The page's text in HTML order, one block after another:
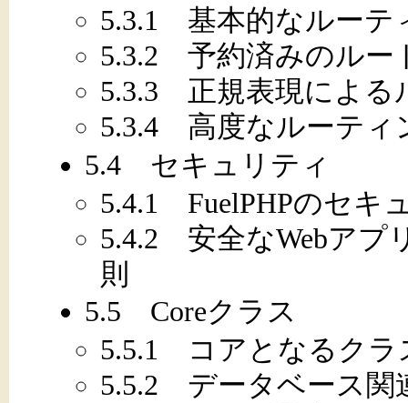
5.3.1 基本的なルーテ
5.3.2 予約済みのルー
5.3.3 正規表現による
5.3.4 高度なルーティ
5.4 セキュリティ
5.4.1 FuelPHPのセキ
5.4.2 安全なWebアプ
則
5.5 Coreクラス
5.5.1 コアとなるクラ
5.5.2 データベース関